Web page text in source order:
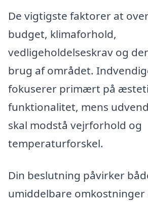
De vigtigste faktorer at
budget, klimaforhold,
vedligeholdelseskrav og
brug af området.
fokuserer primært på
funktionalitet, mens
skal modstå vejrforhold og
temperaturforskel.
Din beslutning påvirker
umiddelbare omkostninger